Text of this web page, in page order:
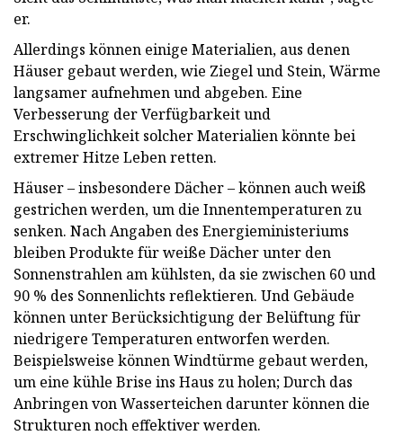
er.
Allerdings können einige Materialien, aus denen
Häuser gebaut werden, wie Ziegel und Stein, Wärme
langsamer aufnehmen und abgeben. Eine
Verbesserung der Verfügbarkeit und
Erschwinglichkeit solcher Materialien könnte bei
extremer Hitze Leben retten.
Häuser – insbesondere Dächer – können auch weiß
gestrichen werden, um die Innentemperaturen zu
senken. Nach Angaben des Energieministeriums
bleiben Produkte für weiße Dächer unter den
Sonnenstrahlen am kühlsten, da sie zwischen 60 und
90 % des Sonnenlichts reflektieren. Und Gebäude
können unter Berücksichtigung der Belüftung für
niedrigere Temperaturen entworfen werden.
Beispielsweise können Windtürme gebaut werden,
um eine kühle Brise ins Haus zu holen; Durch das
Anbringen von Wasserteichen darunter können die
Strukturen noch effektiver werden.